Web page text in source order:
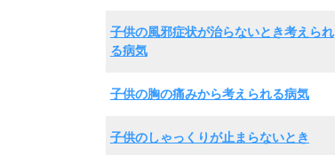
子供の風邪症状が治らないとき考えられ
る病気
子供の胸の痛みから考えられる病気
子供のしゃっくりが止まらないとき